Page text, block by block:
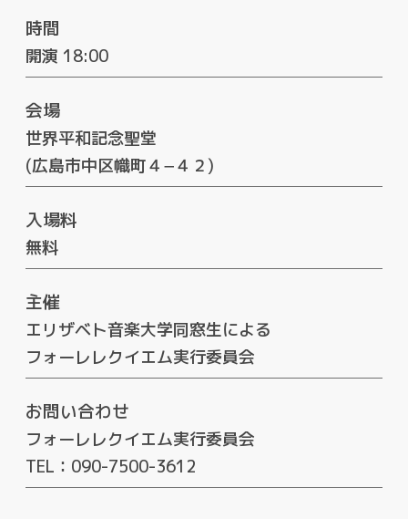
時間
開演 18:00
会場
世界平和記念聖堂
(広島市中区幟町４−４２)
入場料
無料
主催
エリザベト音楽大学同窓生による
フォーレレクイエム実行委員会
お問い合わせ
フォーレレクイエム実行委員会
TEL：090-7500-3612